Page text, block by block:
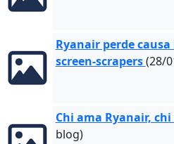
Ryanair perde
screen-scrapers(28/
Chi ama Ryanair,
blog)